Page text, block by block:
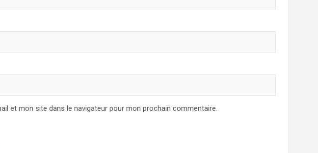
et mon site dans le navigateur pour mon prochain commentaire.